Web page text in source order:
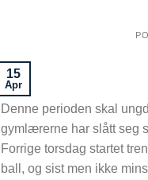
15
Apr
Denne perioden skal
gymlærerne har slått seg
Forrige torsdag startet
ball, og sist men ikke